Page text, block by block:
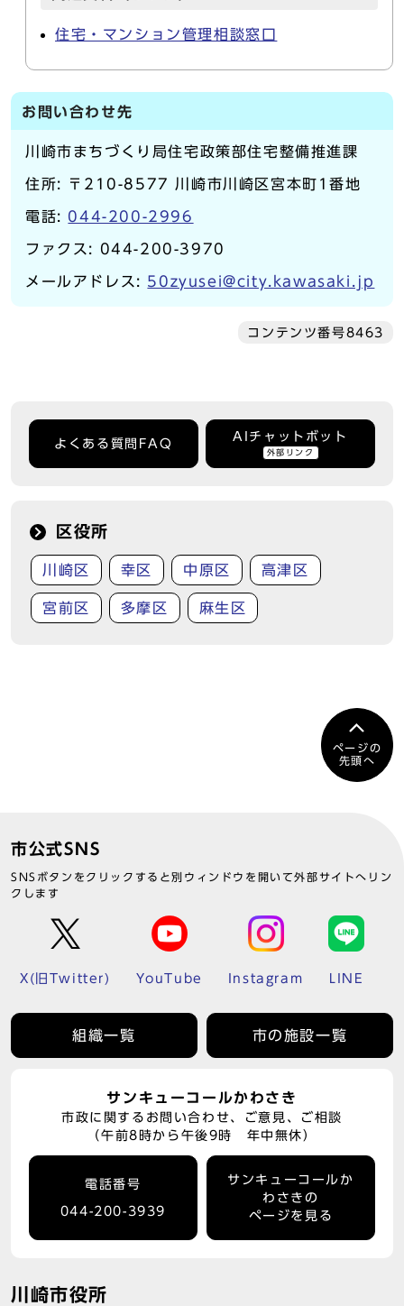
住宅・マンション管理相談窓口
お問い合わせ先
川崎市まちづくり局住宅政策部住宅整備推進課
住所: 〒210-8577 川崎市川崎区宮本町1番地
電話: 044-200-2996
ファクス: 044-200-3970
メールアドレス: 50zyusei@city.kawasaki.jp
コンテンツ番号8463
よくある質問FAQ
AIチャットボット
外部リンク
区役所
川崎区 幸区 中原区 高津区
宮前区 多摩区 麻生区
ページの
先頭へ
市公式SNS
SNSボタンをクリックすると別ウィンドウを開いて外部サイトへリン
クします
X(旧Twitter) YouTube Instagram LINE
組織一覧 市の施設一覧
サンキューコールかわさき
市政に関するお問い合わせ、ご意見、ご相談
（午前8時から午後9時 年中無休）
電話番号
044-200-3939
サンキューコールか
わさきの
ページを見る
川崎市役所